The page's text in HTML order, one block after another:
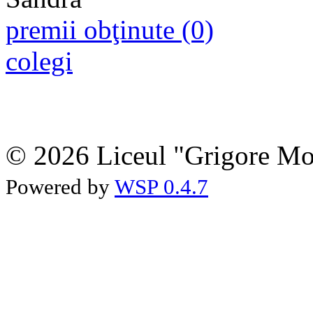
premii obţinute (0)
colegi
© 2026 Liceul "Grigore
Powered by WSP 0.4.7